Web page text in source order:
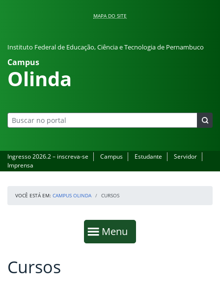
MAPA DO SITE
Instituto Federal de Educação, Ciência e Tecnologia de Pernambuco
Campus
Olinda
Ingresso 2026.2 – inscreva-se Campus Estudante
Servidor
Imprensa
VOCÊ ESTÁ EM: CAMPUS OLINDA CURSOS
Mostrar
Menu
Fim da navegação
Início do conteúdo
Cursos